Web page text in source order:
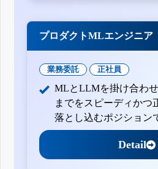
プロダクトMLエンジニア
業務委託 正社員
MLとLLMを掛け合わ
までをスピーディかつ
落とし込むポジション
Detail